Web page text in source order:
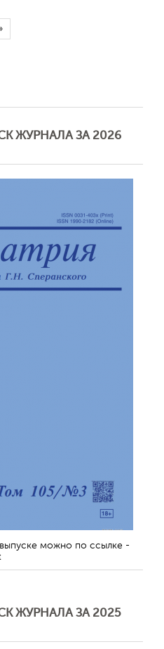
ЖУРНАЛА ЗА 2026
выпуске можно по ссылке -
ЖУРНАЛА ЗА 2025
Отправить